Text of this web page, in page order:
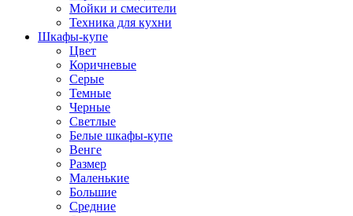
Мойки и смесители
Техника для кухни
Шкафы-купе
Цвет
Коричневые
Серые
Темные
Черные
Светлые
Белые шкафы-купе
Венге
Размер
Маленькие
Большие
Средние